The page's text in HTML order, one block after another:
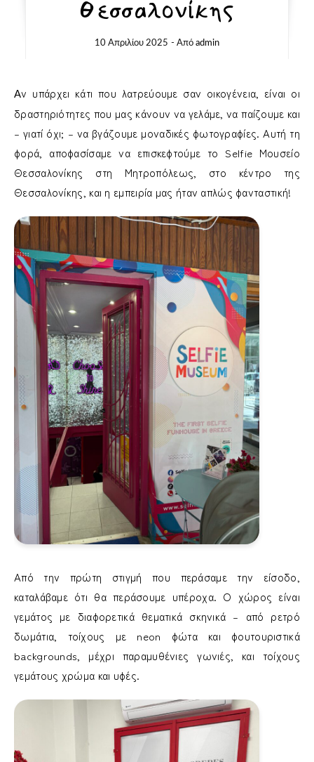
Θεσσαλονίκης
10 Απριλίου 2025 - Από admin
Αν υπάρχει κάτι που λατρεύουμε σαν οικογένεια, είναι οι
δραστηριότητες που μας κάνουν να γελάμε, να παίζουμε και
– γιατί όχι; – να βγάζουμε μοναδικές φωτογραφίες. Αυτή τη
φορά, αποφασίσαμε να επισκεφτούμε το Selfie Μουσείο
Θεσσαλονίκης στη Μητροπόλεως, στο κέντρο της
Θεσσαλονίκης, και η εμπειρία μας ήταν απλώς φανταστική!
Από την πρώτη στιγμή που περάσαμε την είσοδο,
καταλάβαμε ότι θα περάσουμε υπέροχα. Ο χώρος είναι
γεμάτος με διαφορετικά θεματικά σκηνικά – από ρετρό
δωμάτια, τοίχους με neon φώτα και φουτουριστικά
backgrounds, μέχρι παραμυθένιες γωνιές, και τοίχους
γεμάτους χρώμα και υφές.